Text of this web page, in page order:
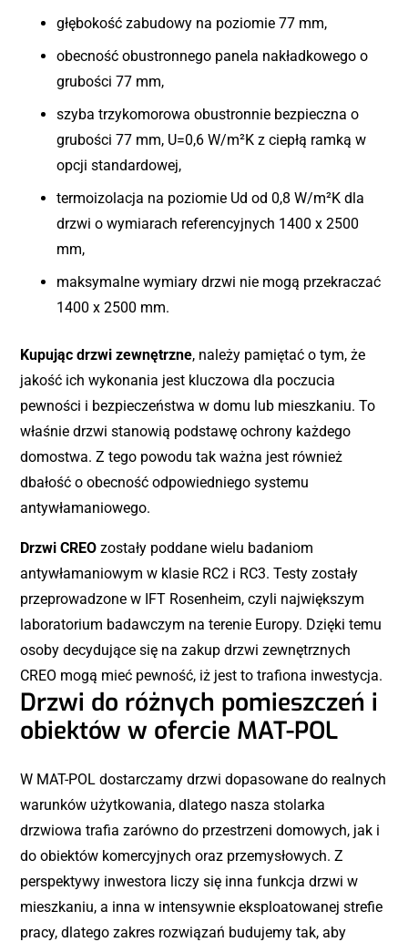
głębokość zabudowy na poziomie 77 mm,
obecność obustronnego panela nakładkowego o
grubości 77 mm,
szyba trzykomorowa obustronnie bezpieczna o
grubości 77 mm, U=0,6 W/m²K z ciepłą ramką w
opcji standardowej,
termoizolacja na poziomie Ud od 0,8 W/m²K dla
drzwi o wymiarach referencyjnych 1400 x 2500
mm,
maksymalne wymiary drzwi nie mogą przekraczać
1400 x 2500 mm.
Kupując drzwi zewnętrzne, należy pamiętać o tym, że
jakość ich wykonania jest kluczowa dla poczucia
pewności i bezpieczeństwa w domu lub mieszkaniu. To
właśnie drzwi stanowią podstawę ochrony każdego
domostwa. Z tego powodu tak ważna jest również
dbałość o obecność odpowiedniego systemu
antywłamaniowego.
Drzwi CREO zostały poddane wielu badaniom
antywłamaniowym w klasie RC2 i RC3. Testy zostały
przeprowadzone w IFT Rosenheim, czyli największym
laboratorium badawczym na terenie Europy. Dzięki temu
osoby decydujące się na zakup drzwi zewnętrznych
CREO mogą mieć pewność, iż jest to trafiona inwestycja.
Drzwi do różnych pomieszczeń i
obiektów w ofercie MAT-POL
W MAT-POL dostarczamy drzwi dopasowane do realnych
warunków użytkowania, dlatego nasza stolarka
drzwiowa trafia zarówno do przestrzeni domowych, jak i
do obiektów komercyjnych oraz przemysłowych. Z
perspektywy inwestora liczy się inna funkcja drzwi w
mieszkaniu, a inna w intensywnie eksploatowanej strefie
pracy, dlatego zakres rozwiązań budujemy tak, aby